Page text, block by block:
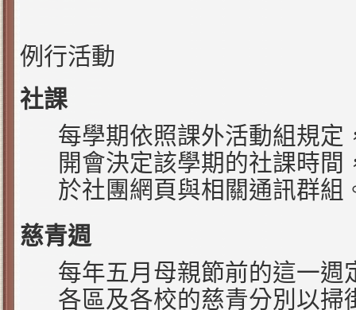
例行活動
社課
每學期依照課外活動組規定
開會決定該學期的社課時間
於社團網頁與相關通訊群組
慈青週
每年五月母親節前的這一週
各區及各校的慈青分別以掃